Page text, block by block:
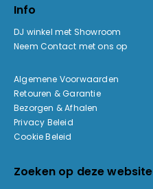
Info
DJ winkel met Showroom
Neem Contact met ons op
Algemene Voorwaarden
Retouren & Garantie
Bezorgen & Afhalen
Privacy Beleid
Cookie Beleid
Zoeken op deze website